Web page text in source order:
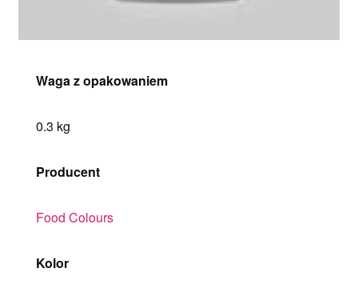
Waga z opakowaniem
0.3 kg
Producent
Food Colours
Kolor